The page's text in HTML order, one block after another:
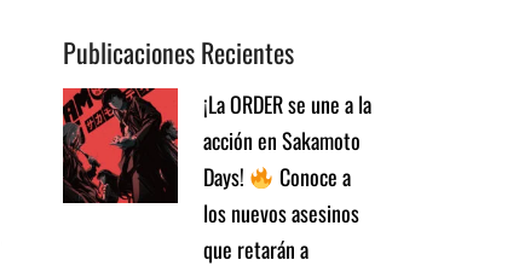
Publicaciones Recientes
¡La ORDER se une a la
acción en Sakamoto
Days!
Conoce a
los nuevos asesinos
que retarán a